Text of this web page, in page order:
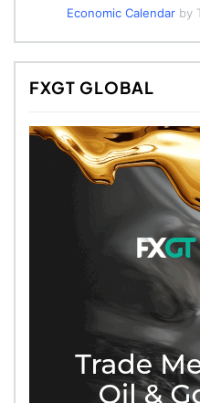
Economic Calendarby
FXGT GLOBAL